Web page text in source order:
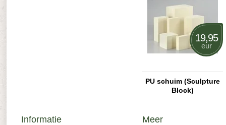
19,95
eur
PU schuim (Sculpture
Block)
Informatie Meer